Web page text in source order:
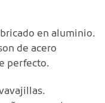
en aluminio.
de acero
perfecto.